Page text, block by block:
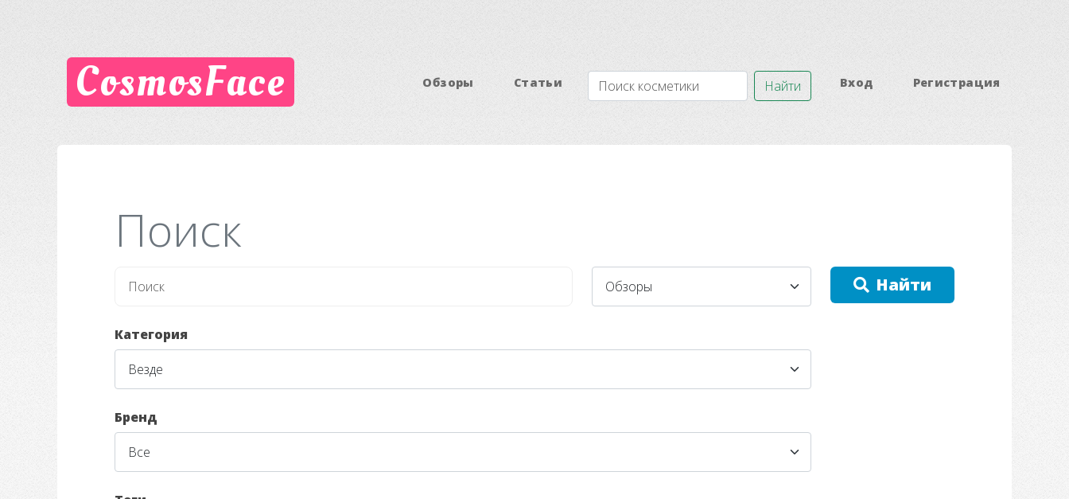
CosmosFace Обзоры Статьи Найти Вход Регистрация
Поиск
Категория
Бренд
Найти